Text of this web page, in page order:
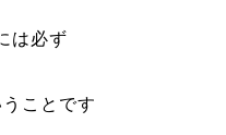
は必ず
ことです